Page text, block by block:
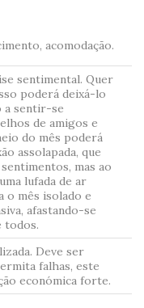
acomodação.
sentimental. Quer
poderá deixá-lo
a sentir-se
de amigos e
do mês poderá
assolapada, que
mas ao
lufada de ar
o mês isolado e
afastando-se
todos.
Deve ser
falhas, este
económica forte.